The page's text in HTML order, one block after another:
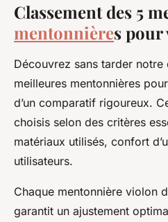
Classement des 5
mentonnières pour
Découvrez sans tarder notre
meilleures mentonnières
d’un comparatif rigoureux.
choisis selon des critères
matériaux utilisés, confort
utilisateurs.
Chaque mentonnière violon
garantit un ajustement